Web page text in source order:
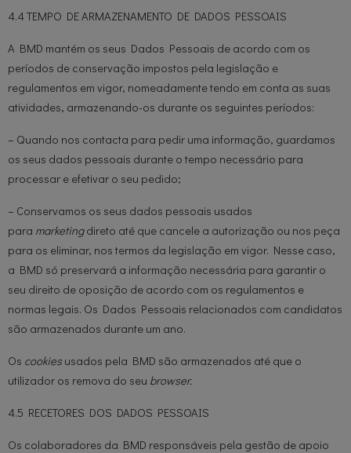
4.4 TEMPO DE ARMAZENAMENTO DE DADOS PESSOAIS
A BMD mantém os seus Dados Pessoais de acordo com os
períodos de conservação impostos pela legislação e
regulamentos em vigor, nomeadamente tendo em conta as suas
atividades, armazenando-os durante os seguintes períodos:
– Quando nos contacta para pedir uma informação, guardamos
os seus dados pessoais durante o tempo necessário para
processar e efetivar o seu pedido;
– Conservamos os seus dados pessoais usados
para marketingdireto até que cancele a autorização ou nos peça
para os eliminar, nos termos da legislação em vigor. Nesse caso,
a BMD só preservará a informação necessária para garantir o
seu direito de oposição de acordo com os regulamentos e
normas legais. Os Dados Pessoais relacionados com candidatos
são armazenados durante um ano.
Os cookiesusados pela BMD são armazenados até que o
utilizador os remova do seu browser.
4.5 RECETORES DOS DADOS PESSOAIS
Os colaboradores da BMD responsáveis pela gestão de apoio